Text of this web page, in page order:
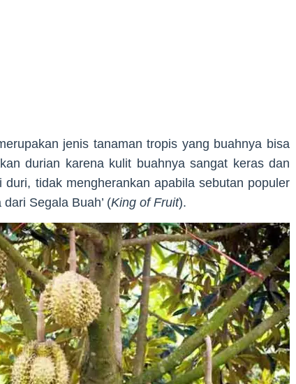
jenis tanaman tropis yang buahnya bisa
durian karena kulit buahnya sangat keras dan
duri, tidak mengherankan apabila sebutan populer
Segala Buah’ (King of Fruit).